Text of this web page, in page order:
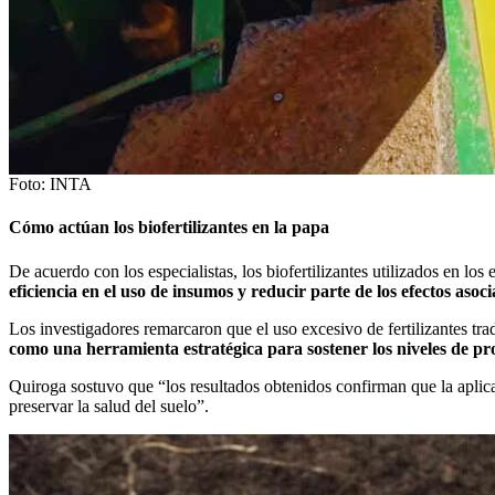
Foto: INTA
Cómo actúan los biofertilizantes en la papa
De acuerdo con los especialistas, los biofertilizantes utilizados en
eficiencia en el uso de insumos y reducir parte de los efectos
Los investigadores remarcaron que el uso excesivo de fertilizantes
como una herramienta estratégica para sostener los niveles de
Quiroga sostuvo que “los resultados obtenidos confirman que la
preservar la salud del suelo”.